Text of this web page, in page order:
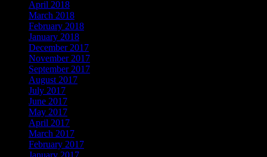
April 2018
March 2018
February 2018
January 2018
December 2017
November 2017
September 2017
August 2017
July 2017
June 2017
May 2017
April 2017
March 2017
February 2017